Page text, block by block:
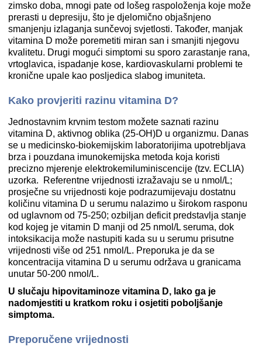
zimsko doba, mnogi pate od lošeg raspoloženja koje može
prerasti u depresiju, što je djelomično objašnjeno
smanjenju izlaganja sunčevoj svjetlosti. Također, manjak
vitamina D može poremetiti miran san i smanjiti njegovu
kvalitetu. Drugi mogući simptomi su sporo zarastanje rana,
vrtoglavica, ispadanje kose, kardiovaskularni problemi te
kronične upale kao posljedica slabog imuniteta.
Kako provjeriti razinu vitamina D?
Jednostavnim krvnim testom možete saznati razinu
vitamina D, aktivnog oblika (25-OH)D u organizmu. Danas
se u medicinsko-biokemijskim laboratorijima upotrebljava
brza i pouzdana imunokemijska metoda koja koristi
precizno mjerenje elektrokemiluminiscencije (tzv. ECLIA)
uzorka. Referentne vrijednosti izražavaju se u nmol/L;
prosječne su vrijednosti koje podrazumijevaju dostatnu
količinu vitamina D u serumu nalazimo u širokom rasponu
od uglavnom od 75-250; ozbiljan deficit predstavlja stanje
kod kojeg je vitamin D manji od 25 nmol/L seruma, dok
intoksikacija može nastupiti kada su u serumu prisutne
vrijednosti više od 251 nmol/L. Preporuka je da se
koncentracija vitamina D u serumu održava u granicama
unutar 50-200 nmol/L.
U slučaju hipovitaminoze vitamina D, lako ga je
nadomjestiti u kratkom roku i osjetiti poboljšanje
simptoma.
Preporučene vrijednosti